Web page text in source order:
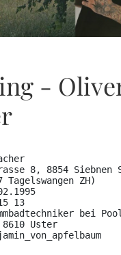
09
JUN
-
8, 8854
ZH)
13
bei
Uster
Social Media: benjamin_von_apfelbaum